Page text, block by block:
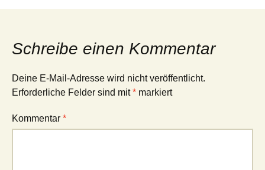
Schreibe einen Kommentar
Deine E-Mail-Adresse wird nicht veröffentlicht.
Erforderliche Felder sind mit* markiert
Kommentar *